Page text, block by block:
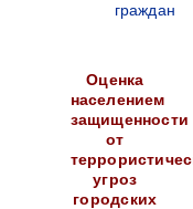
граждан
Оценка
населением
защищенности
от
угроз
городских